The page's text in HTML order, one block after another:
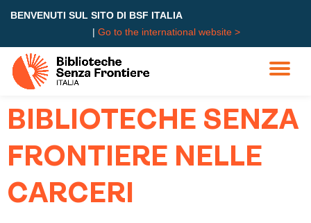
content
BENVENUTI SUL SITO DI BSF ITALIA
| Go to the international website >
BIBLIOTECHE SENZA
FRONTIERE NELLE
CARCERI